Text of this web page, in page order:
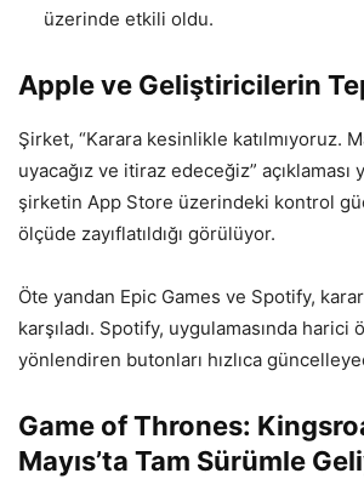
üzerinde etkili oldu.
Apple ve Geliştiricilerin
Şirket, “Karara kesinlikle katılmıyoruz.
uyacağız ve itiraz edeceğiz” açıklaması
şirketin App Store üzerindeki kontrol
ölçüde zayıflatıldığı görülüyor.
Öte yandan Epic Games ve Spotify,
karşıladı. Spotify, uygulamasında
yönlendiren butonları hızlıca
Game of Thrones:
Mayıs’ta Tam Sürümle